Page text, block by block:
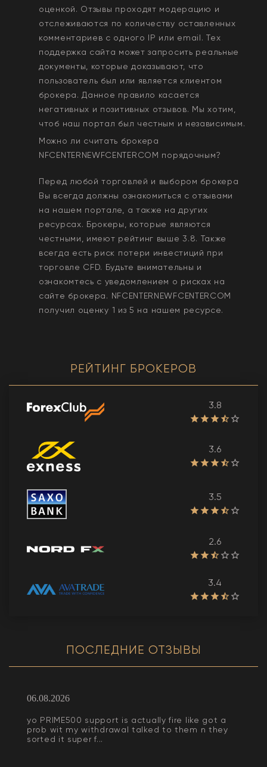
оценкой. Отзывы проходят модерацию и
отслеживаются по количеству оставленных
комментариев с одного IP или email. Тех
поддержка сайта может запросить реальные
документы, которые доказывают, что
пользователь был или является клиентом
брокера. Данное правило касается
негативных и позитивных отзывов. Мы хотим,
чтоб наш портал был честным и независимым.
Можно ли считать брокера
NFCENTERNEWFCENTERCOM порядочным?
Перед любой торговлей и выбором брокера
Вы всегда должны ознакомиться с отзывами
на нашем портале, а также на других
ресурсах. Брокеры, которые являются
честными, имеют рейтинг выше 3.8. Также
всегда еcть риск потери инвестиций при
торговле CFD. Будьте внимательны и
ознакомтесь с уведомлением о рисках на
сайте брокера. NFCENTERNEWFCENTERCOM
получил оценку 1 из 5 на нашем ресурсе.
РЕЙТИНГ БРОКЕРОВ
3.8
3.6
3.5
2.6
3.4
ПОСЛЕДНИЕ ОТЗЫВЫ
06.08.2026
yo PRIME500 support is actually fire like got a
prob wit my withdrawal talked to them n they
sorted it super f...